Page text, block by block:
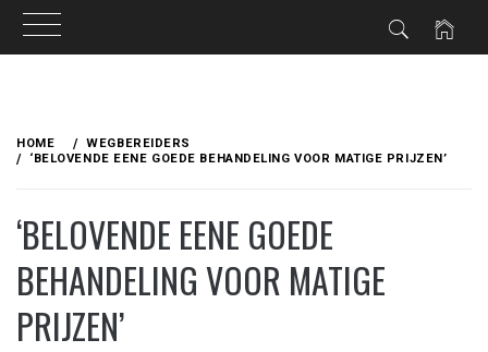
HOME
WEGBEREIDERS
‘BELOVENDE EENE GOEDE BEHANDELING VOOR MATIGE PRIJZEN’
‘BELOVENDE EENE GOEDE
BEHANDELING VOOR MATIGE
PRIJZEN’